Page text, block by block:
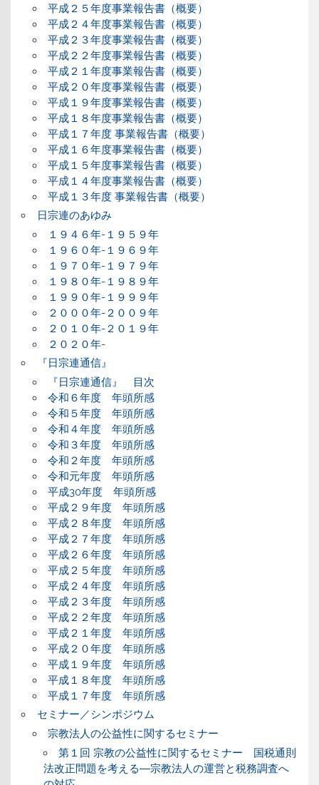
平成２５年度事業報告書（概要）
平成２４年度事業報告書（概要）
平成２３年度事業報告書（概要）
平成２２年度事業報告書（概要）
平成２１年度事業報告書（概要）
平成２０年度事業報告書（概要）
平成１９年度事業報告書（概要）
平成１８年度事業報告書（概要）
平成１７年度 事業報告書（概要）
平成１６年度事業報告書（概要）
平成１５年度事業報告書（概要）
平成１４年度事業報告書（概要）
平成１３年度 事業報告書（概要）
日宗連のあゆみ
１９４６年-１９５９年
１９６０年-１９６９年
１９７０年-１９７９年
１９８０年-１９８９年
１９９０年-１９９９年
２０００年-２００９年
２０１０年-２０１９年
２０２０年-
『日宗連通信』
『日宗連通信』 目次
令和６年度 年頭所感
令和５年度 年頭所感
令和４年度 年頭所感
令和３年度 年頭所感
令和２年度 年頭所感
令和元年度 年頭所感
平成30年度 年頭所感
平成２９年度 年頭所感
平成２８年度 年頭所感
平成２７年度 年頭所感
平成２６年度 年頭所感
平成２５年度 年頭所感
平成２４年度 年頭所感
平成２３年度 年頭所感
平成２２年度 年頭所感
平成２１年度 年頭所感
平成２０年度 年頭所感
平成１９年度 年頭所感
平成１８年度 年頭所感
平成１７年度 年頭所感
セミナー／シンポジウム
宗教法人の公益性に関するセミナー
第１回 宗教の公益性に関するセミナー 国税通則
法改正問題を考える―宗教法人の運営と税務調査へ